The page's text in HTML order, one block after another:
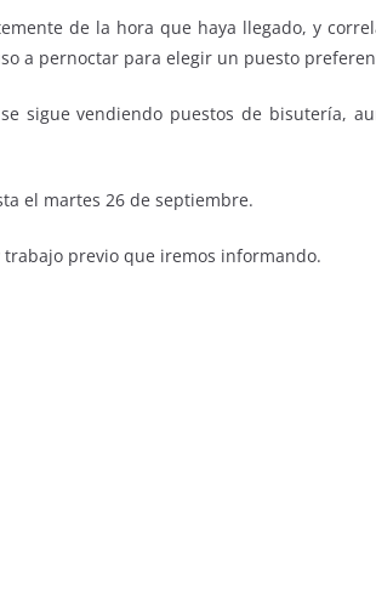
de la hora que haya llegado, y
a pernoctar para elegir un puesto
sigue vendiendo puestos de bisutería,
el martes 26 de septiembre.
previo que iremos informando.